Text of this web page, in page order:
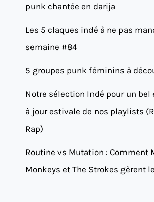
punk chantée en darija
Les 5 claques indé à ne pas
semaine #84
5 groupes punk féminins à
Notre sélection Indé pour un bel
à jour estivale de nos playlists
Rap)
Routine vs Mutation : Comment
Monkeys et The Strokes gèrent